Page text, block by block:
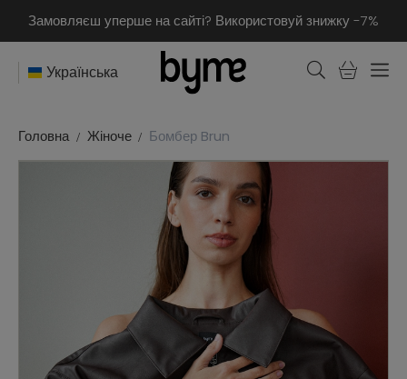
Замовляєш уперше на сайті? Використовуй знижку -7%
Українська
Головна Жіноче Бомбер Brun